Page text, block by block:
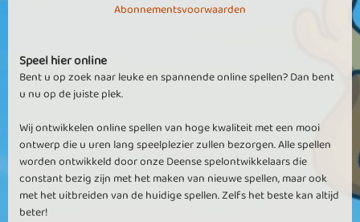
Abonnementsvoorwaarden
Speel hier online
Bent u op zoek naar leuke en spannende online spellen? Dan bent
u nu op de juiste plek.
Wij ontwikkelen online spellen van hoge kwaliteit met een mooi
ontwerp die u uren lang speelplezier zullen bezorgen. Alle spellen
worden ontwikkeld door onze Deense spelontwikkelaars die
constant bezig zijn met het maken van nieuwe spellen, maar ook
met het uitbreiden van de huidige spellen. Zelfs het beste kan altijd
beter!